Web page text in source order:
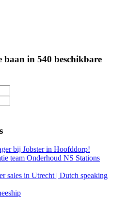
in 540 beschikbare
bij Jobster in Hoofddorp!
team Onderhoud NS Stations
sales in Utrecht | Dutch speaking